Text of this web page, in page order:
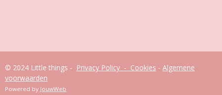
© 2024 Little things - Privacy Policy - Cookies - Algemene
voorwaarden
Powered by JouwWeb